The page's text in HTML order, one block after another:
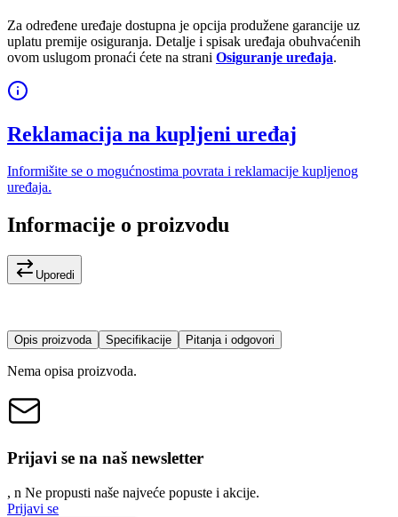
Za određene uređaje dostupna je opcija produžene garancije uz
uplatu premije osiguranja. Detalje i spisak uređaja obuhvaćenih
ovom uslugom pronaći ćete na strani Osiguranje uređaja.
Reklamacija na kupljeni uređaj
Informišite se o mogućnostima povrata i reklamacije kupljenog
uređaja.
Informacije o proizvodu
Uporedi
Opis proizvoda Specifikacije Pitanja i odgovori
Nema opisa proizvoda.
Prijavi se na naš newsletter
, n Ne propusti naše najveće popuste i akcije.
Prijavi se